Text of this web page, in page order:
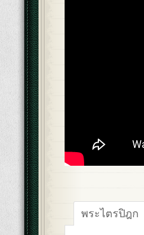
พระไตรปิฎก